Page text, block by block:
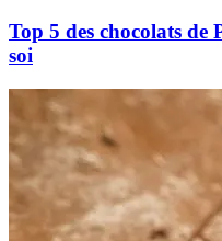
Top 5 des chocolats de
soi